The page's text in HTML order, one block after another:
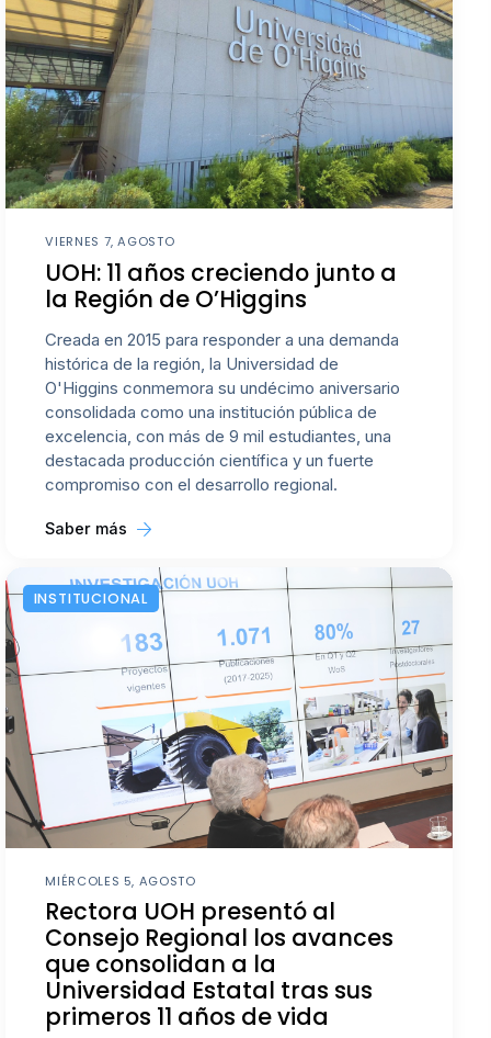
VIERNES 7, AGOSTO
UOH: 11 años creciendo junto a
la Región de O’Higgins
Creada en 2015 para responder a una demanda
histórica de la región, la Universidad de
O'Higgins conmemora su undécimo aniversario
consolidada como una institución pública de
excelencia, con más de 9 mil estudiantes, una
destacada producción científica y un fuerte
compromiso con el desarrollo regional.
Saber más
INSTITUCIONAL
MIÉRCOLES 5, AGOSTO
Rectora UOH presentó al
Consejo Regional los avances
que consolidan a la
Universidad Estatal tras sus
primeros 11 años de vida